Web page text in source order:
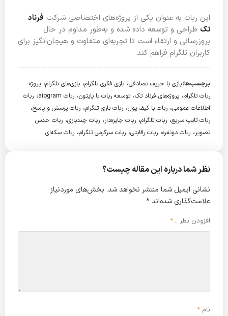
این ربات به عنوان یکی از پروژه‌های اختصاصی شرکت فرناد
تک طراحی و توسعه داده شده و به‌طور مداوم در حال
بروزرسانی و ارتقاء است تا تجربه‌ای متفاوت و هیجان‌انگیز برای
کاربران تلگرام فراهم کند.
برچسب‌ها:بازی با حریف تصادفی، بازی فکری تلگرام، بازی‌های تلگرام، پروژه
ربات تلگرام، پروژه‌های فرناد تک،توسعه ربات با پایتون، ربات aiogram ، ربات
اطلاعات عمومی، ربات با کیف پول، ربات بازی تلگرام، ربات پرسش و پاسخ،
ربات تایپ سریع، ربات تلگرام، ربات جایزه‌دار، ربات چندبازی، ربات حدس
تصویر، ربات دونفره، ربات رقابتی، ربات سرگرمی تلگرام، ربات سکه‌ای
نظر شما درباره این مقاله چیست؟
نشانی ایمیل شما منتشر نخواهد شد. بخش‌های موردنیاز
علامت‌گذاری شده‌اند*
افزودن نظر ...*
نام *